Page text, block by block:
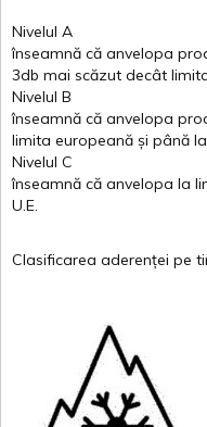
Nivelul A
înseamnă că anvelopa
3db mai scăzut decât
Nivelul B
înseamnă că anvelopa
limita europeană și până
Nivelul C
înseamnă că anvelopa la
U.E.
Clasificarea aderenței pe